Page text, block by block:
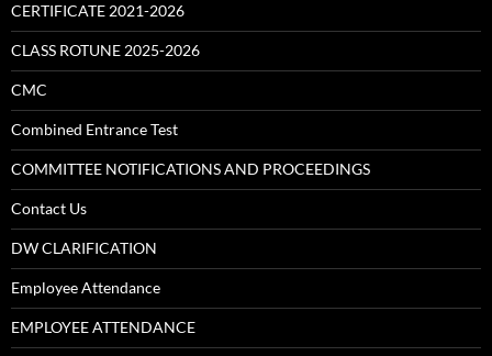
CERTIFICATE 2021-2026
CLASS ROTUNE 2025-2026
CMC
Combined Entrance Test
COMMITTEE NOTIFICATIONS AND PROCEEDINGS
Contact Us
DW CLARIFICATION
Employee Attendance
EMPLOYEE ATTENDANCE